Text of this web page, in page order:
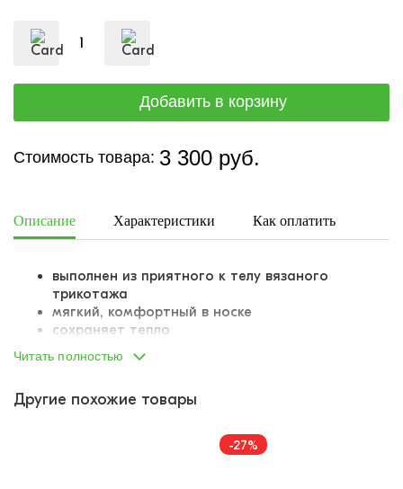
Стоимость товара: 3 300 руб.
Описание Характеристики Как оплатить
выполнен из приятного к телу вязаного
трикотажа
мягкий, комфортный в носке
сохраняет тепло
на манжетах и по низу изделия – подвяз из
Читать полностью
Другие похожие товары
-27%